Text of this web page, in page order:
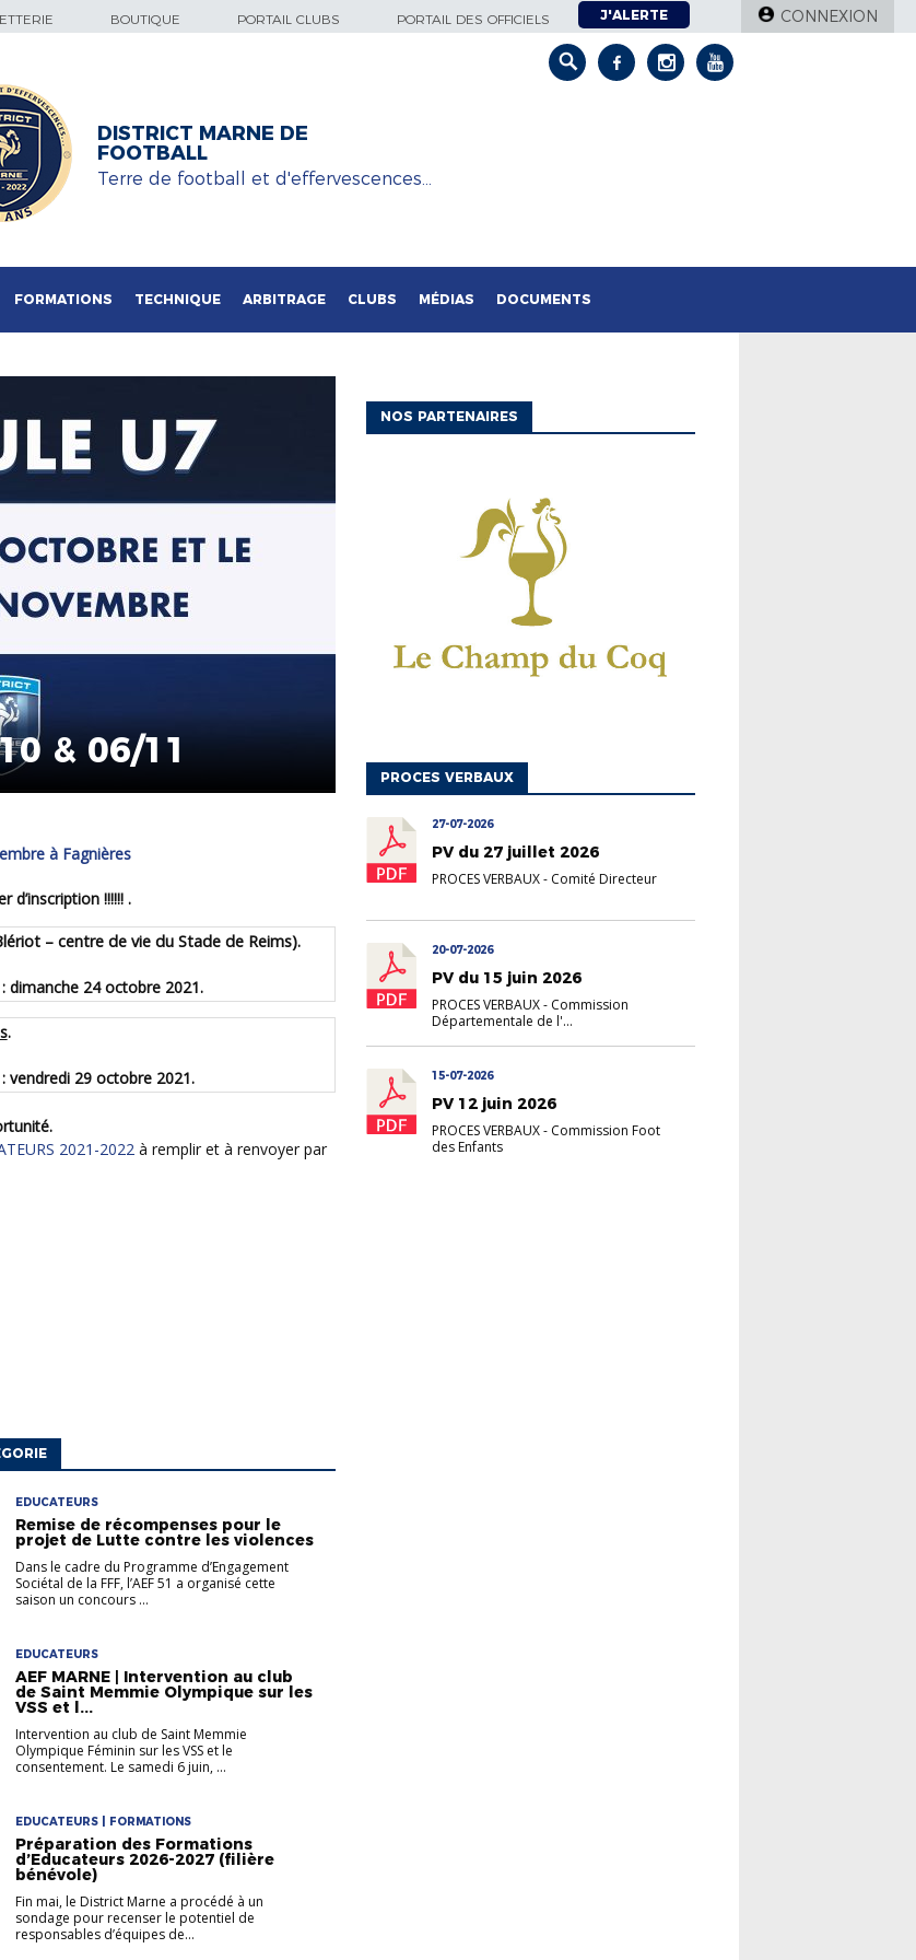
BOUTIQUE PORTAIL CLUBS PORTAIL DES OFFICIELS J'ALERTE CONNEXION
DISTRICT MARNE DE
FOOTBALL
Terre de football et d'effervescences…
FORMATIONS TECHNIQUE ARBITRAGE CLUBS MÉDIAS DOCUMENTS
& 06/11
à Fagnières
d’inscription !!!!!! .
– centre de vie du Stade de Reims).
:dimanche 24 octobre 2021.
.
vendredi 29 octobre 2021.
2021-2022 à remplir et à renvoyer par
EDUCATEURS
Remise de récompenses pour le
projet de Lutte contre les violences
Dans le cadre du Programme d’Engagement
Sociétal de la FFF, l’AEF 51 a organisé cette
saison un concours ...
EDUCATEURS
AEF MARNE | Intervention au club
de Saint Memmie Olympique sur les
VSS et l...
Intervention au club de Saint Memmie
Olympique Féminin sur les VSS et le
consentement. Le samedi 6 juin, ...
EDUCATEURS | FORMATIONS
Préparation des Formations
d’Educateurs 2026-2027 (filière
bénévole)
Fin mai, le District Marne a procédé à un
sondage pour recenser le potentiel de
responsables d’équipes de...
NOS PARTENAIRES
PROCES VERBAUX
27-07-2026
PV du 27 juillet 2026
PROCES VERBAUX- Comité Directeur
20-07-2026
PV du 15 juin 2026
PROCES VERBAUX- Commission
Départementale de l'...
15-07-2026
PV 12 juin 2026
PROCES VERBAUX- Commission Foot
des Enfants